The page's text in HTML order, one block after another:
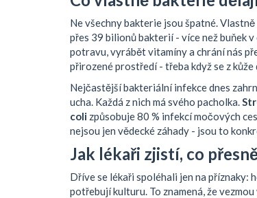
Ne všechny bakterie jsou špatné.
přes 39 bilionů bakterií - více než buňek
potravu, vyrábět vitamíny a chrání nás
přirozené prostředí - třeba když se z
Nejčastější bakteriální infekce dnes
ucha. Každá z nich má svého pacholka.
coli způsobuje 80 % infekcí močových
nejsou jen vědecké záhady - jsou to
Jak lékaři zjistí, co
Dříve se lékaři spoléhali jen na příznaky:
potřebují kulturu. To znamená, že